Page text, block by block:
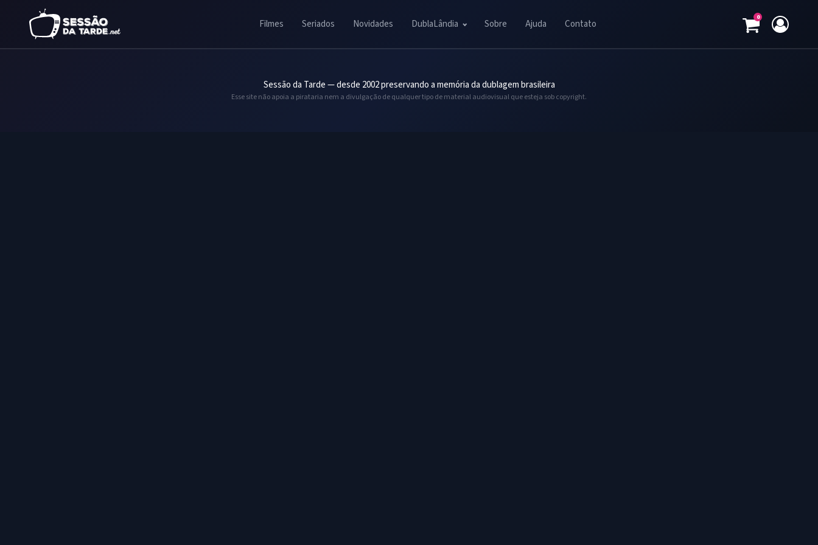
Filmes Seriados Novidades DublaLândia Sobre Ajuda Contato
0
Sessão da Tarde — desde 2002 preservando a memória da dublagem brasileira
Esse site não apoia a pirataria nem a divulgação de qualquer tipo de material audiovisual que esteja sob copyright.